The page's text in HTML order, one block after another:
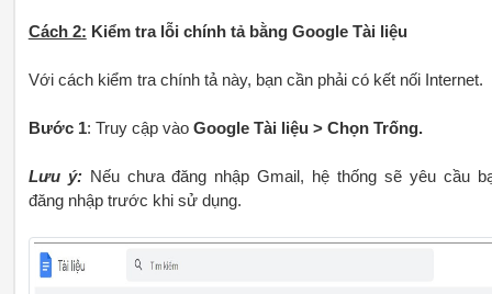
Cách 2: Kiểm tra lỗi chính tả bằng Google Tài liệu
Với cách kiểm tra chính tả này, bạn cần phải có kết nối Internet.
Bước 1: Truy cập vào Google Tài liệu > Chọn Trống.
Lưu ý:Nếu chưa đăng nhập Gmail, hệ thống sẽ yêu cầu
đăng nhập trước khi sử dụng.